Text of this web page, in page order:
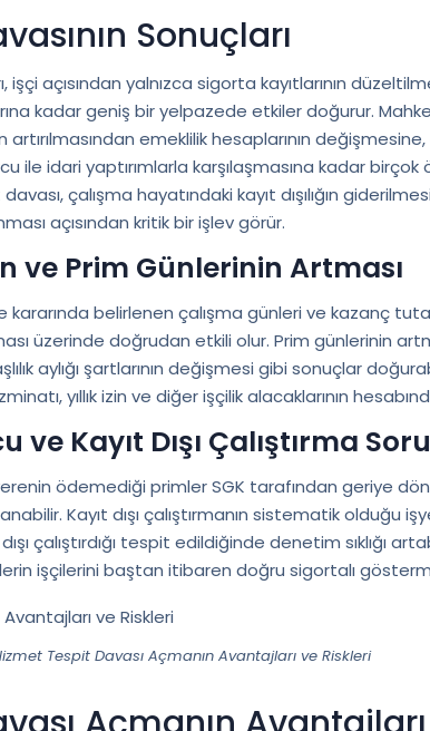
Sonuçları
açısından yalnızca sigorta kayıtlarının
kadar geniş bir yelpazede etkiler doğurur.
artırılmasından emeklilik hesaplarının
ile idari yaptırımlarla karşılaşmasına kadar birçok
çalışma hayatındaki kayıt dışılığın
açısından kritik bir işlev görür.
ve Prim Günlerinin Artması
belirlenen çalışma günleri ve kazanç
üzerinde doğrudan etkili olur. Prim günlerinin
aylığı şartlarının değişmesi gibi sonuçlar
yıllık izin ve diğer işçilik alacaklarının
ve Kayıt Dışı Çalıştırma
ödemediği primler SGK tarafından geriye
Kayıt dışı çalıştırmanın sistematik olduğu
çalıştırdığı tespit edildiğinde denetim sıklığı
işçilerini baştan itibaren doğru sigortalı
Tespit Davası Açmanın Avantajları ve Riskleri